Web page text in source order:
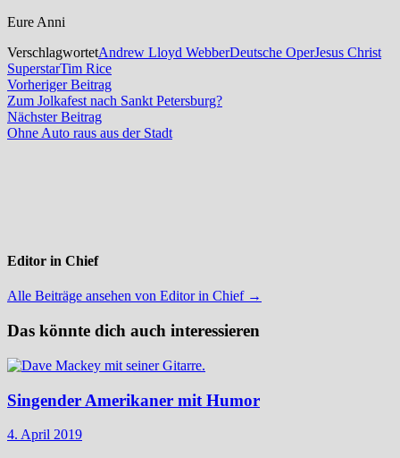
Eure Anni
VerschlagwortetAndrew Lloyd WebberDeutsche OperJesus Christ
SuperstarTim Rice
Beitragsnavigation
Vorheriger BeitragVorheriger
Beitrag:
Zum Jolkafest nach Sankt Petersburg?
Nächster BeitragNächster
Beitrag:
Ohne Auto raus aus der Stadt
Editor in Chief
Alle Beiträge ansehen von Editor in Chief →
Das könnte dich auch interessieren
Singender Amerikaner mit Humor
4. April 2019